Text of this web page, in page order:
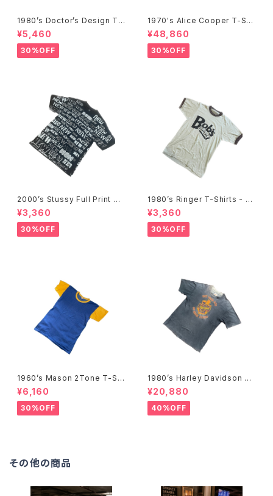
1980’s Doctor’s Design Tr
ompe-l'œil T-Shirts -1980
年代 騙し絵Tシャツ-
¥5,460
30%OFF
1970's Alice Cooper T-Shi
rts -1970年代 アリス・クーパ
ーTシャツ-
¥48,860
30%OFF
2000’s Stussy Full Print T-
Shirts -2000年代 ステューシ
ー フルプリントTシャツ-
¥3,360
30%OFF
1980’s Ringer T-Shirts - 19
80年代 リンガーTシャツ-
¥3,360
30%OFF
1960’s Mason 2Tone T-Shi
rts -1960年代 メイソン 2トー
ンTシャツ-
¥6,160
30%OFF
1980’s Harley Davidson T-
Shirts -1980年代 ハーレー・
ダビッドソン Tシャツ-
¥20,880
40%OFF
その他の商品